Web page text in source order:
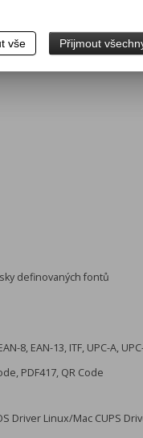
definovaných fontů
8, EAN-13, ITF, UPC-A,
PDF417, QR Code
Driver Linux/Mac CUPS
vše Přijmout